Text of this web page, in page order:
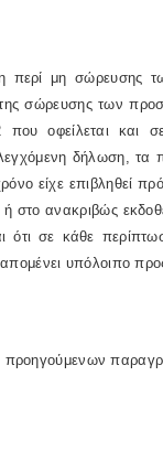
περί μη σώρευσης
σώρευσης των
οφείλεται και
δήλωση, τα
είχε επιβληθεί
ανακριβώς
ότι σε κάθε
υπόλοιπο
προηγούμενων